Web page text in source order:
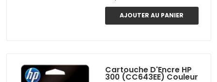
AJOUTER AU PANIER
Cartouche D'Encre HP
300 (CC643EE) Couleur